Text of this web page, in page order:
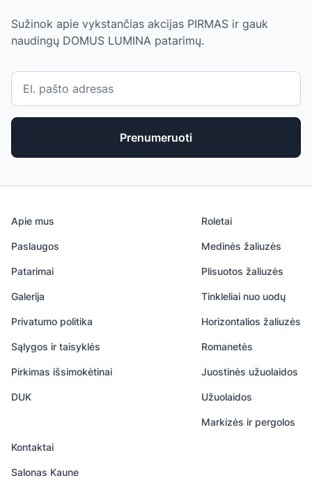
Sužinok apie vykstančias akcijas PIRMAS ir gauk
naudingų DOMUS LUMINA patarimų.
Prenumeruoti
Apie mus
Paslaugos
Patarimai
Galerija
Privatumo politika
Sąlygos ir taisyklės
Pirkimas išsimokėtinai
DUK
Roletai
Medinės žaliuzės
Plisuotos žaliuzės
Tinkleliai nuo uodų
Horizontalios žaliuzės
Romanetės
Juostinės užuolaidos
Užuolaidos
Markizės ir pergolos
Kontaktai
Salonas Kaune